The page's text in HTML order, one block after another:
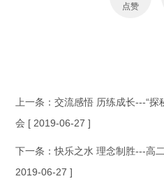
点赞
上一条：交流感悟 历练成长---“探
会 [ 2019-06-27 ]
下一条：快乐之水 理念制胜---高
2019-06-27 ]